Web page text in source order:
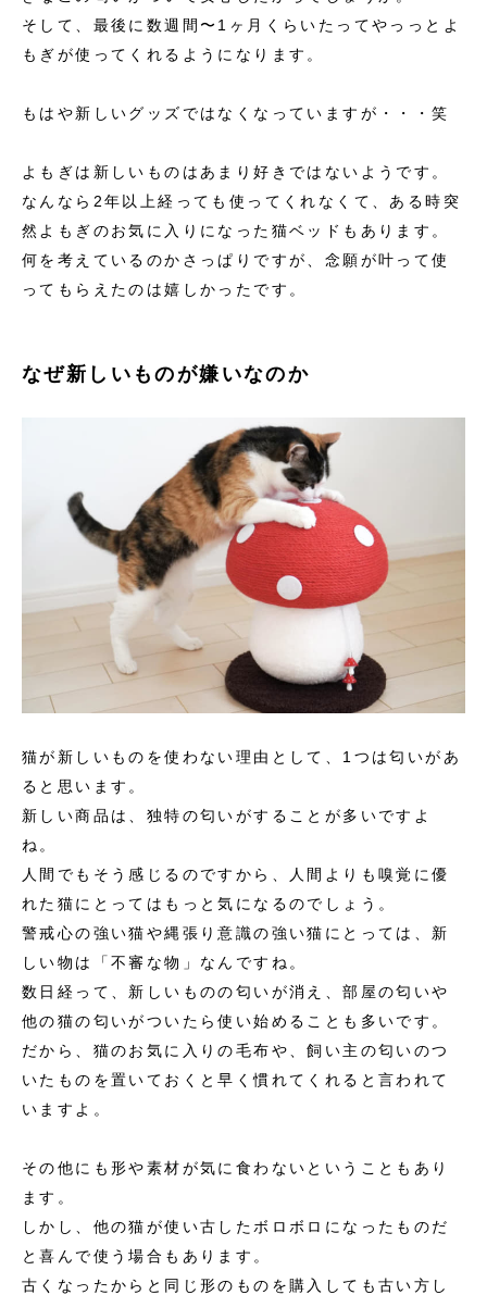
そして、最後に数週間〜1ヶ月くらいたってやっっとよ
もぎが使ってくれるようになります。
もはや新しいグッズではなくなっていますが・・・笑
よもぎは新しいものはあまり好きではないようです。
なんなら2年以上経っても使ってくれなくて、ある時突
然よもぎのお気に入りになった猫ベッドもあります。
何を考えているのかさっぱりですが、念願が叶って使
ってもらえたのは嬉しかったです。
なぜ新しいものが嫌いなのか
猫が新しいものを使わない理由として、1つは匂いがあ
ると思います。
新しい商品は、独特の匂いがすることが多いですよ
ね。
人間でもそう感じるのですから、人間よりも嗅覚に優
れた猫にとってはもっと気になるのでしょう。
警戒心の強い猫や縄張り意識の強い猫にとっては、新
しい物は「不審な物」なんですね。
数日経って、新しいものの匂いが消え、部屋の匂いや
他の猫の匂いがついたら使い始めることも多いです。
だから、猫のお気に入りの毛布や、飼い主の匂いのつ
いたものを置いておくと早く慣れてくれると言われて
いますよ。
その他にも形や素材が気に食わないということもあり
ます。
しかし、他の猫が使い古したボロボロになったものだ
と喜んで使う場合もあります。
古くなったからと同じ形のものを購入しても古い方し